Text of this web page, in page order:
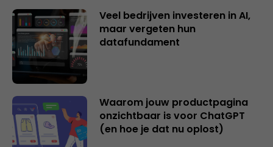
Veel bedrijven investeren in AI,
maar vergeten hun
datafundament
Waarom jouw productpagina
onzichtbaar is voor ChatGPT
(en hoe je dat nu oplost)